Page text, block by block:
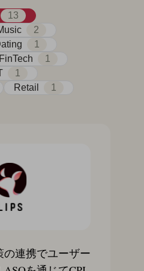
13
2
1
FinTech
1
1
Retail 1
の連携でユーザー